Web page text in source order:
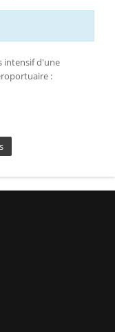
intensif d'une
: